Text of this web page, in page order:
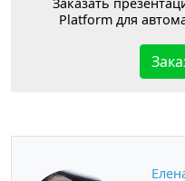
Platform для